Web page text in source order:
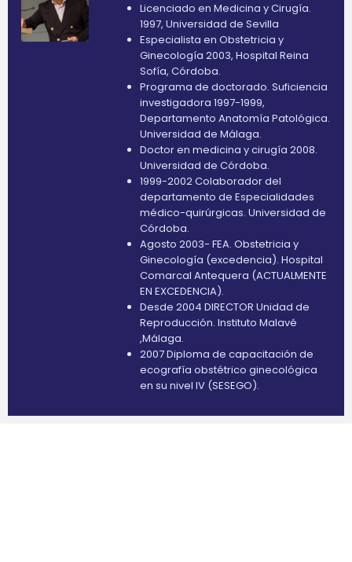
Licenciado en Medicina y Cirugía.
1997, Universidad de Sevilla
Especialista en Obstetricia y
Ginecología 2003, Hospital Reina
Sofía, Córdoba.
Programa de doctorado. Suficiencia
investigadora 1997-1999,
Departamento Anatomía Patológica.
Universidad de Málaga.
Doctor en medicina y cirugía 2008.
Universidad de Córdoba.
1999-2002 Colaborador del
departamento de Especialidades
médico-quirúrgicas. Universidad de
Córdoba.
Agosto 2003- FEA. Obstetricia y
Ginecología (excedencia). Hospital
Comarcal Antequera (ACTUALMENTE
EN EXCEDENCIA).
Desde 2004 DIRECTOR Unidad de
Reproducción. Instituto Malavé
,Málaga.
2007 Diploma de capacitación de
ecografía obstétrico ginecológica
en su nivel IV (SESEGO).